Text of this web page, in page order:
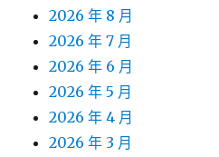
2026 年 8 月
2026 年 7 月
2026 年 6 月
2026 年 5 月
2026 年 4 月
2026 年 3 月